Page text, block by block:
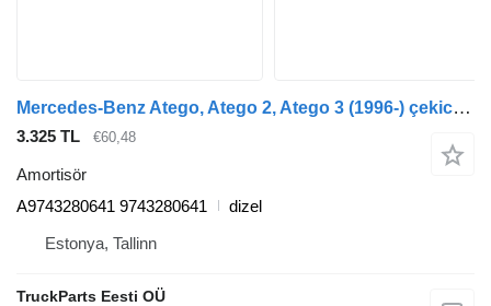
Mercedes-Benz Atego, Atego 2, Atego 3 (1996-) çekici için Mercedes-Benz atego 1223 (01.98-12.04) A9743280641 amortisör
3.325 TL €60,48
Amortisör
A9743280641 9743280641
dizel
Estonya, Tallinn
TruckParts Eesti OÜ